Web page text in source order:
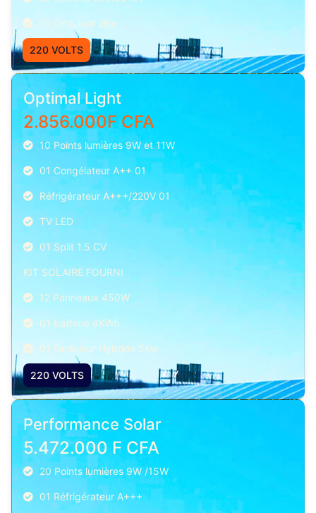
01 Onduleur 2Kw
220 VOLTS
Optimal Light
2.856.000F CFA
10 Points lumières 9W et 11W
01 Congélateur A++ 01
Réfrigérateur A+++/220V 01
TV LED
01 Split 1.5 CV
KIT SOLAIRE FOURNI
12 Panneaux 450W
01 batterie 8KWh
01 Onduleur Hybride 5Kw
220 VOLTS
Performance Solar
5.472.000 F CFA
20 Points lumières 9W /15W
01 Réfrigérateur A+++